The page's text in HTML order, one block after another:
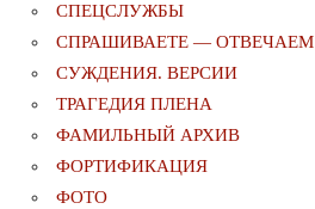
СПЕЦСЛУЖБЫ
СПРАШИВАЕТЕ — ОТВЕЧАЕМ
СУЖДЕНИЯ. ВЕРСИИ
ТРАГЕДИЯ ПЛЕНА
ФАМИЛЬНЫЙ АРХИВ
ФОРТИФИКАЦИЯ
ФОТО